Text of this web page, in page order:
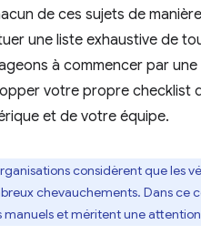
de ces sujets de
une liste exhaustive de
à commencer par une
votre propre checklist
et de votre équipe.
considèrent que les
chevauchements. Dans ce
manuels et méritent une